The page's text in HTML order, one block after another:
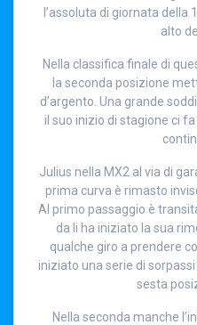
l’assoluta di giornata della
alto
Nella classifica finale di
la seconda posizione
d’argento. Una grande
il suo inizio di stagione ci
Julius nella MX2 al via di
prima curva è rimasto
Al primo passaggio è
da li ha iniziato la sua
qualche giro a prendere
iniziato una serie di
sesta
Nella seconda manche